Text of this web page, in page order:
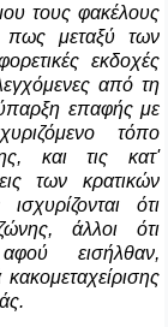
τους φακέλους
μεταξύ των
εκδοχές
από τη
επαφής με
τόπο
και τις κατ'
των κρατικών
ότι
άλλοι ότι
εισήλθαν,